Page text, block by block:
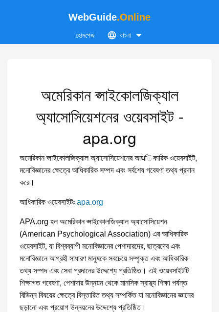
WebGuide.Online
হোমপেজ বাংলা
অমেরিকান প্সাইকোলজিক্যাল
অ্যাসোসিয়েশনের ওয়েবসাইট -
apa.org
অমেরিকান প্সাইকোলজিক্যাল অ্যাসোসিয়েশনের আधিকারিক ওয়েবসাইট,
মনোবিজ্ঞানের ক্ষেত্রে আধিকারিক সম্পদ এবং সর্বশেষ গবেষণা তথ্য প্রদান
করে।
আধিকারিক ওয়েবসাইটঃ apa.org
APA.org হল অমেরিকান প্সাইকোলজিক্যাল অ্যাসোসিয়েশন
(American Psychological Association) এর আধিকারিক
ওয়েবসাইট, যা বিশ্বব্যাপী মনোবিজ্ঞানের পেশাদারদের, ছাত্রদের এবং
মনোবিজ্ঞানে আগ্রহী সাধারণ মানুষকে সবচেয়ে সম্পৃক্ত এবং আধিকারিক
তথ্য সম্পদ এবং সেবা প্রদানের উদ্দেশ্যে প্রতিষ্ঠিত। এই ওয়েবসাইটটি
শিক্ষাগত গবেষণা, পেশাদার উন্নয়ন থেকে মানসিক স্বাস্থ্য শিক্ষা পর্যন্ত
বিভিন্ন বিষয়ের ক্ষেত্রে বিস্তারিত তথ্য সম্পর্কিত যা মনোবিজ্ঞানের জ্ঞানের
ছড়ানো এবং প্রয়োগ উন্নয়নের উদ্দেশ্যে প্রতিষ্ঠিত।